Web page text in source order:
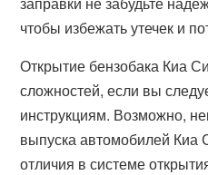
чтобы избежать утечек и
Открытие бензобака Киа
сложностей, если вы
инструкциям. Возможно,
выпуска автомобилей
отличия в системе